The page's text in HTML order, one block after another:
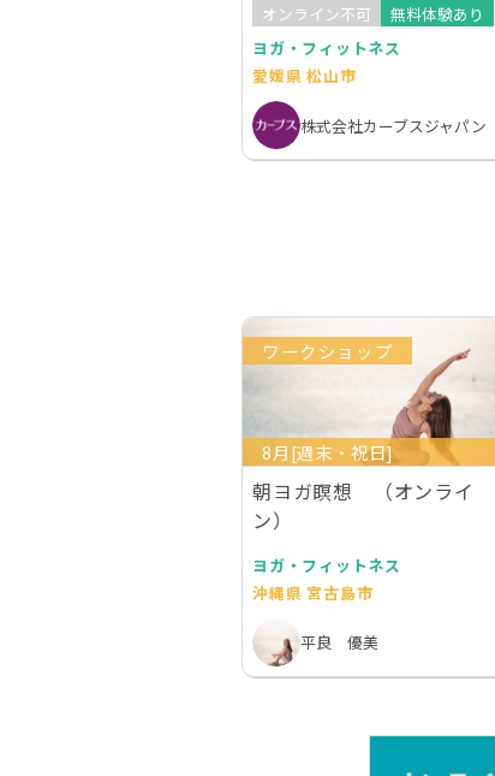
オンライン不可
無料体験あり
ヨガ・フィットネス
愛媛県 松山市
株式会社カーブスジャパン
ワークショップ
8月[週末・祝日]
朝ヨガ瞑想 （オンライ
ン）
ヨガ・フィットネス
沖縄県 宮古島市
平良 優美